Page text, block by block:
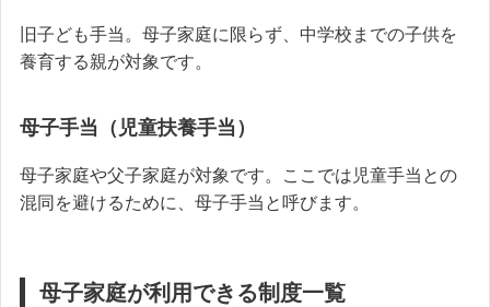
旧子ども手当。母子家庭に限らず、中学校までの子供を
養育する親が対象です。
母子手当（児童扶養手当）
母子家庭や父子家庭が対象です。ここでは児童手当との
混同を避けるために、母子手当と呼びます。
母子家庭が利用できる制度一覧